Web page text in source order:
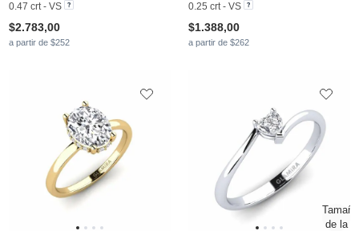
0.47 crt - VS
$2.783,00
a partir de $252
0.25 crt - VS
$1.388,00
a partir de $262